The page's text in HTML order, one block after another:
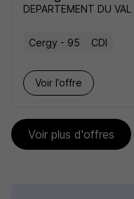
DEPARTEMENT DU VAL
Cergy - 95 CDI
Voir l’offre
Voir plus d'offres